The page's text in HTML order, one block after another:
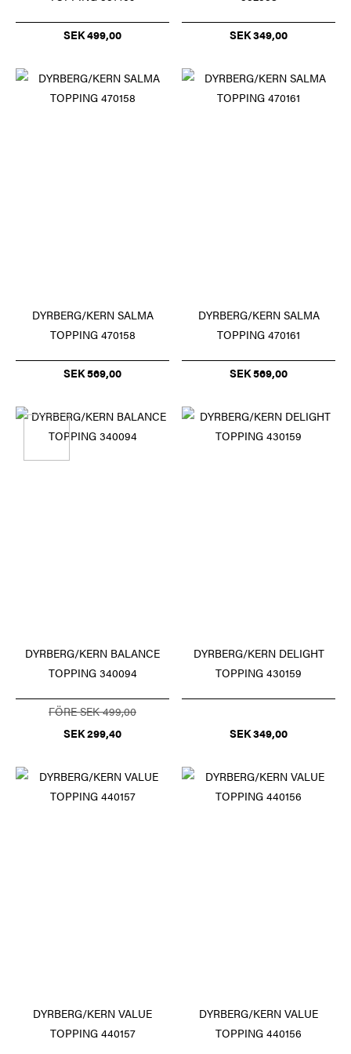
SEK 499,00 SEK 349,00
DYRBERG/KERN SALMA
TOPPING 470158
SEK 569,00
DYRBERG/KERN SALMA
TOPPING 470161
SEK 569,00
DYRBERG/KERN BALANCE
TOPPING 340094
FÖRE SEK 499,00
SEK 299,40
DYRBERG/KERN DELIGHT
TOPPING 430159
SEK 349,00
DYRBERG/KERN VALUE
TOPPING 440157
DYRBERG/KERN VALUE
TOPPING 440156